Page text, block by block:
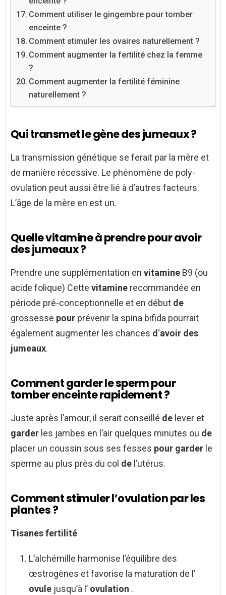
Comment utiliser le gingembre pour tomber
enceinte ?
Comment stimuler les ovaires naturellement ?
Comment augmenter la fertilité chez la femme
?
Comment augmenter la fertilité féminine
naturellement ?
Qui transmet le gène des jumeaux ?
La transmission génétique se ferait par la mère et
de manière récessive. Le phénomène de poly-
ovulation peut aussi être lié à d’autres facteurs.
L’âge de la mère en est un.
Quelle vitamine à prendre pour avoir
des jumeaux ?
Prendre une supplémentation en vitamine B9 (ou
acide folique) Cette vitamine recommandée en
période pré-conceptionnelle et en début de
grossesse pour prévenir la spina bifida pourrait
également augmenter les chances d ‘avoir des
jumeaux.
Comment garder le sperm pour
tomber enceinte rapidement ?
Juste après l’amour, il serait conseillé de lever et
garder les jambes en l’air quelques minutes ou de
placer un coussin sous ses fesses pour garder le
sperme au plus près du col de l’utérus.
Comment stimuler l’ovulation par les
plantes ?
Tisanes fertilité
L’alchémille harmonise l’équilibre des
œstrogènes et favorise la maturation de l’
ovule jusqu’à l’ ovulation .